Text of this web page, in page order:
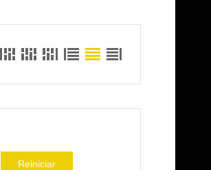
Reiniciar